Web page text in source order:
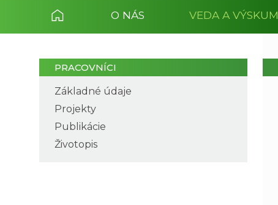
O NÁS VEDA A VÝSKUM
PRACOVNÍCI
Základné údaje
Projekty
Publikácie
Životopis